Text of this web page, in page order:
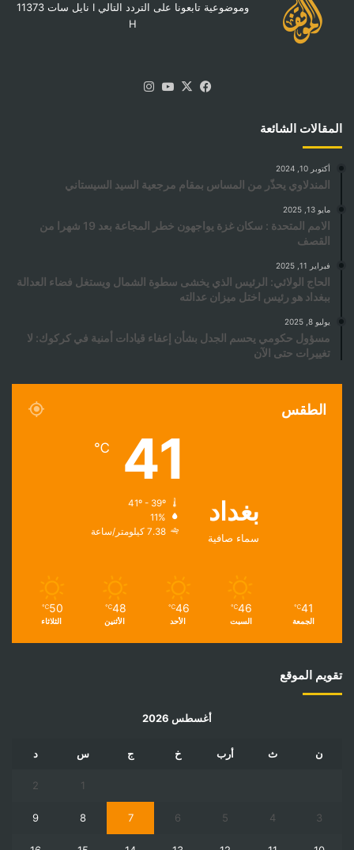
وموضوعية تابعونا على التردد التالي I نايل سات 11373
H
فيسبوك
‫X
‫YouTube
المقالات الشائعة
أكتوبر 10, 2024
المندلاوي يحذّر من المساس بمقام مرجعية السيد السيستاني
مايو 13, 2025
الامم المتحدة : سكان غزة يواجهون خطر المجاعة بعد 19 شهرا من
القصف
فبراير 11, 2025
الحاج الولائي: الرئيس الذي يخشى سطوة الشمال ويستغل فضاء العدالة
ببغداد هو رئيس اختل ميزان عدالته
يوليو 8, 2025
مسؤول حكومي يحسم الجدل بشأن إعفاء قيادات أمنية في كركوك: لا
تغييرات حتى الآن
الطقس
بغداد
سماء صافية
41
℃
11%
7.38 كيلومتر/ساعة
41
℃
الجمعة
46
℃
السبت
46
℃
الأحد
48
℃
الأثنين
50
℃
الثلاثاء
تقويم الموقع
أغسطس 2026
ن ث أرب خ ج س د
1
2
3
4
5
6
7
8
9